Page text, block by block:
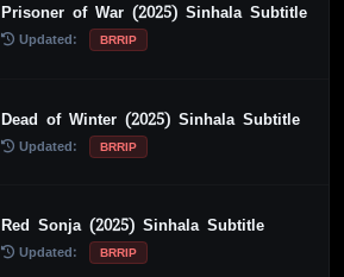
Prisoner of War (2025) Sinhala Subtitle
Updated: BRRIP
Dead of Winter (2025) Sinhala Subtitle
Updated: BRRIP
Red Sonja (2025) Sinhala Subtitle
Updated: BRRIP